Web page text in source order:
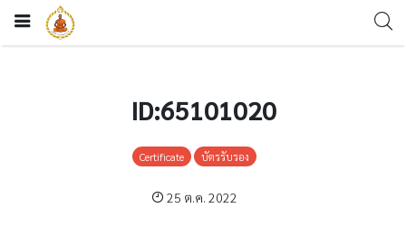
ID:65101020
Certificate บัตรรับรอง
25 ต.ค. 2022